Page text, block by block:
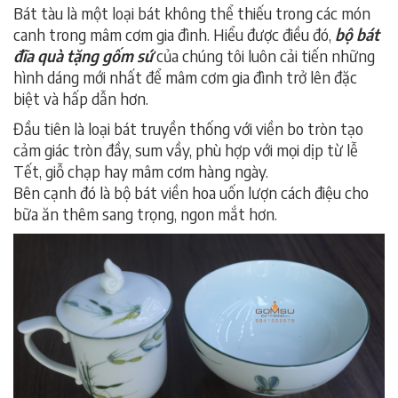
Bát tàu là một loại bát không thể thiếu trong các món
canh trong mâm cơm gia đình. Hiểu được điều đó, bộ bát
đĩa quà tặng gốm sứcủa chúng tôi luôn cải tiến những
hình dáng mới nhất để mâm cơm gia đình trở lên đặc
biệt và hấp dẫn hơn.
Đầu tiên là loại bát truyền thống với viền bo tròn tạo
cảm giác tròn đầy, sum vầy, phù hợp với mọi dịp từ lễ
Tết, giỗ chạp hay mâm cơm hàng ngày.
Bên cạnh đó là bộ bát viền hoa uốn lượn cách điệu cho
bữa ăn thêm sang trọng, ngon mắt hơn.